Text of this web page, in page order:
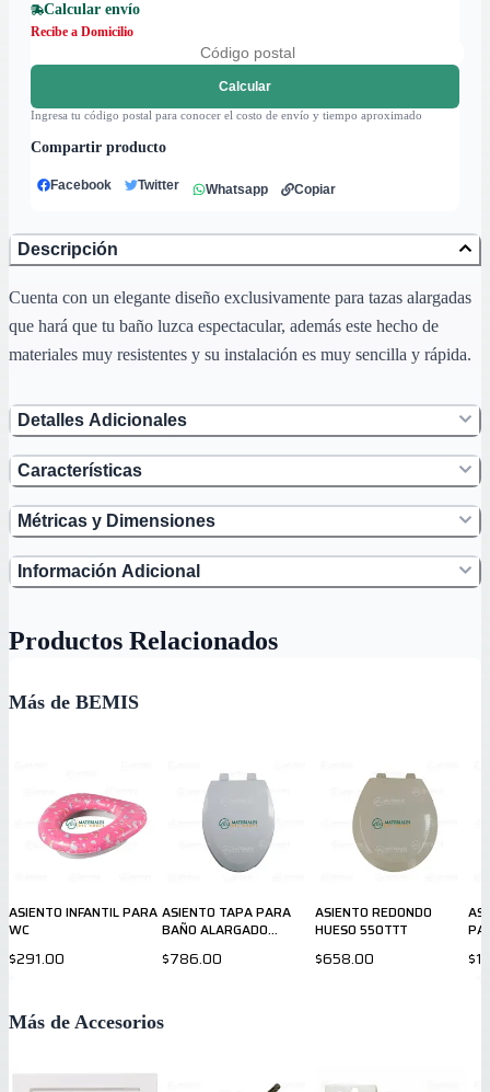
Calcular envío
Recibe a Domicilio
Calcular
Ingresa tu código postal para conocer el costo de envío y tiempo aproximado
Compartir producto
Facebook Twitter Whatsapp Copiar
Descripción
Cuenta con un elegante diseño exclusivamente para tazas alargadas
que hará que tu baño luzca espectacular, además este hecho de
materiales muy resistentes y su instalación es muy sencilla y rápida.
Detalles Adicionales
Características
Métricas y Dimensiones
Información Adicional
Productos Relacionados
Más de BEMIS
ASIENTO INFANTIL PARA
WC
$291.00
ASIENTO TAPA PARA
BAÑO ALARGADO
$786.00
ASIENTO REDONDO
HUESO 550TTT
$658.00
Más de Accesorios